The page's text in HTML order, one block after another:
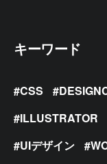
キーワード
CSS
ILLUSTRATOR
UIデザイン